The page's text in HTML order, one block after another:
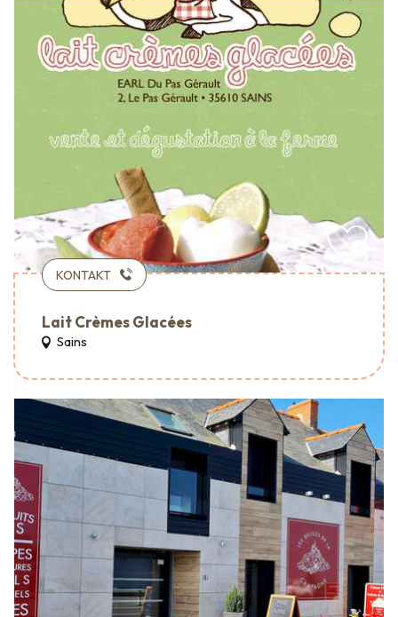
KONTAKT
Lait Crèmes Glacées
Sains